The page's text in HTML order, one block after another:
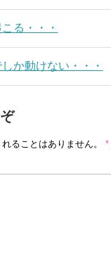
る・・・
か動けない・・・
ることはありません。 *